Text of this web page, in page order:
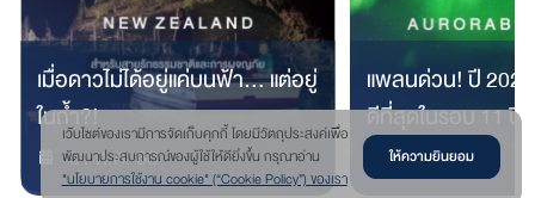
เมื่อดาวไม่ได้อยู่แค่บนฟ้า… แต่อยู่
ในถ้ำ?!
31 ก.ค. 68
แพลนด่วน! ปี 2025
ดีที่สุดในรอบ 11 ปี
31 ก.ค. 68
เว๊บไซต์ของเรามีการจัดเก็บคุกกี้ โดยมีวัตถุประสงค์เพื่อ
พัฒนาประสบการณ์ของผู้ใช้ให้ดียิ่งขึ้น กรุณาอ่าน
"นโยบายการใช้งาน cookie" (“Cookie Policy”) ของเรา
ให้ความยินยอม